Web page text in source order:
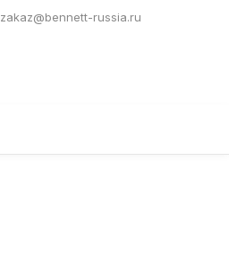
zakaz@bennett-russia.ru